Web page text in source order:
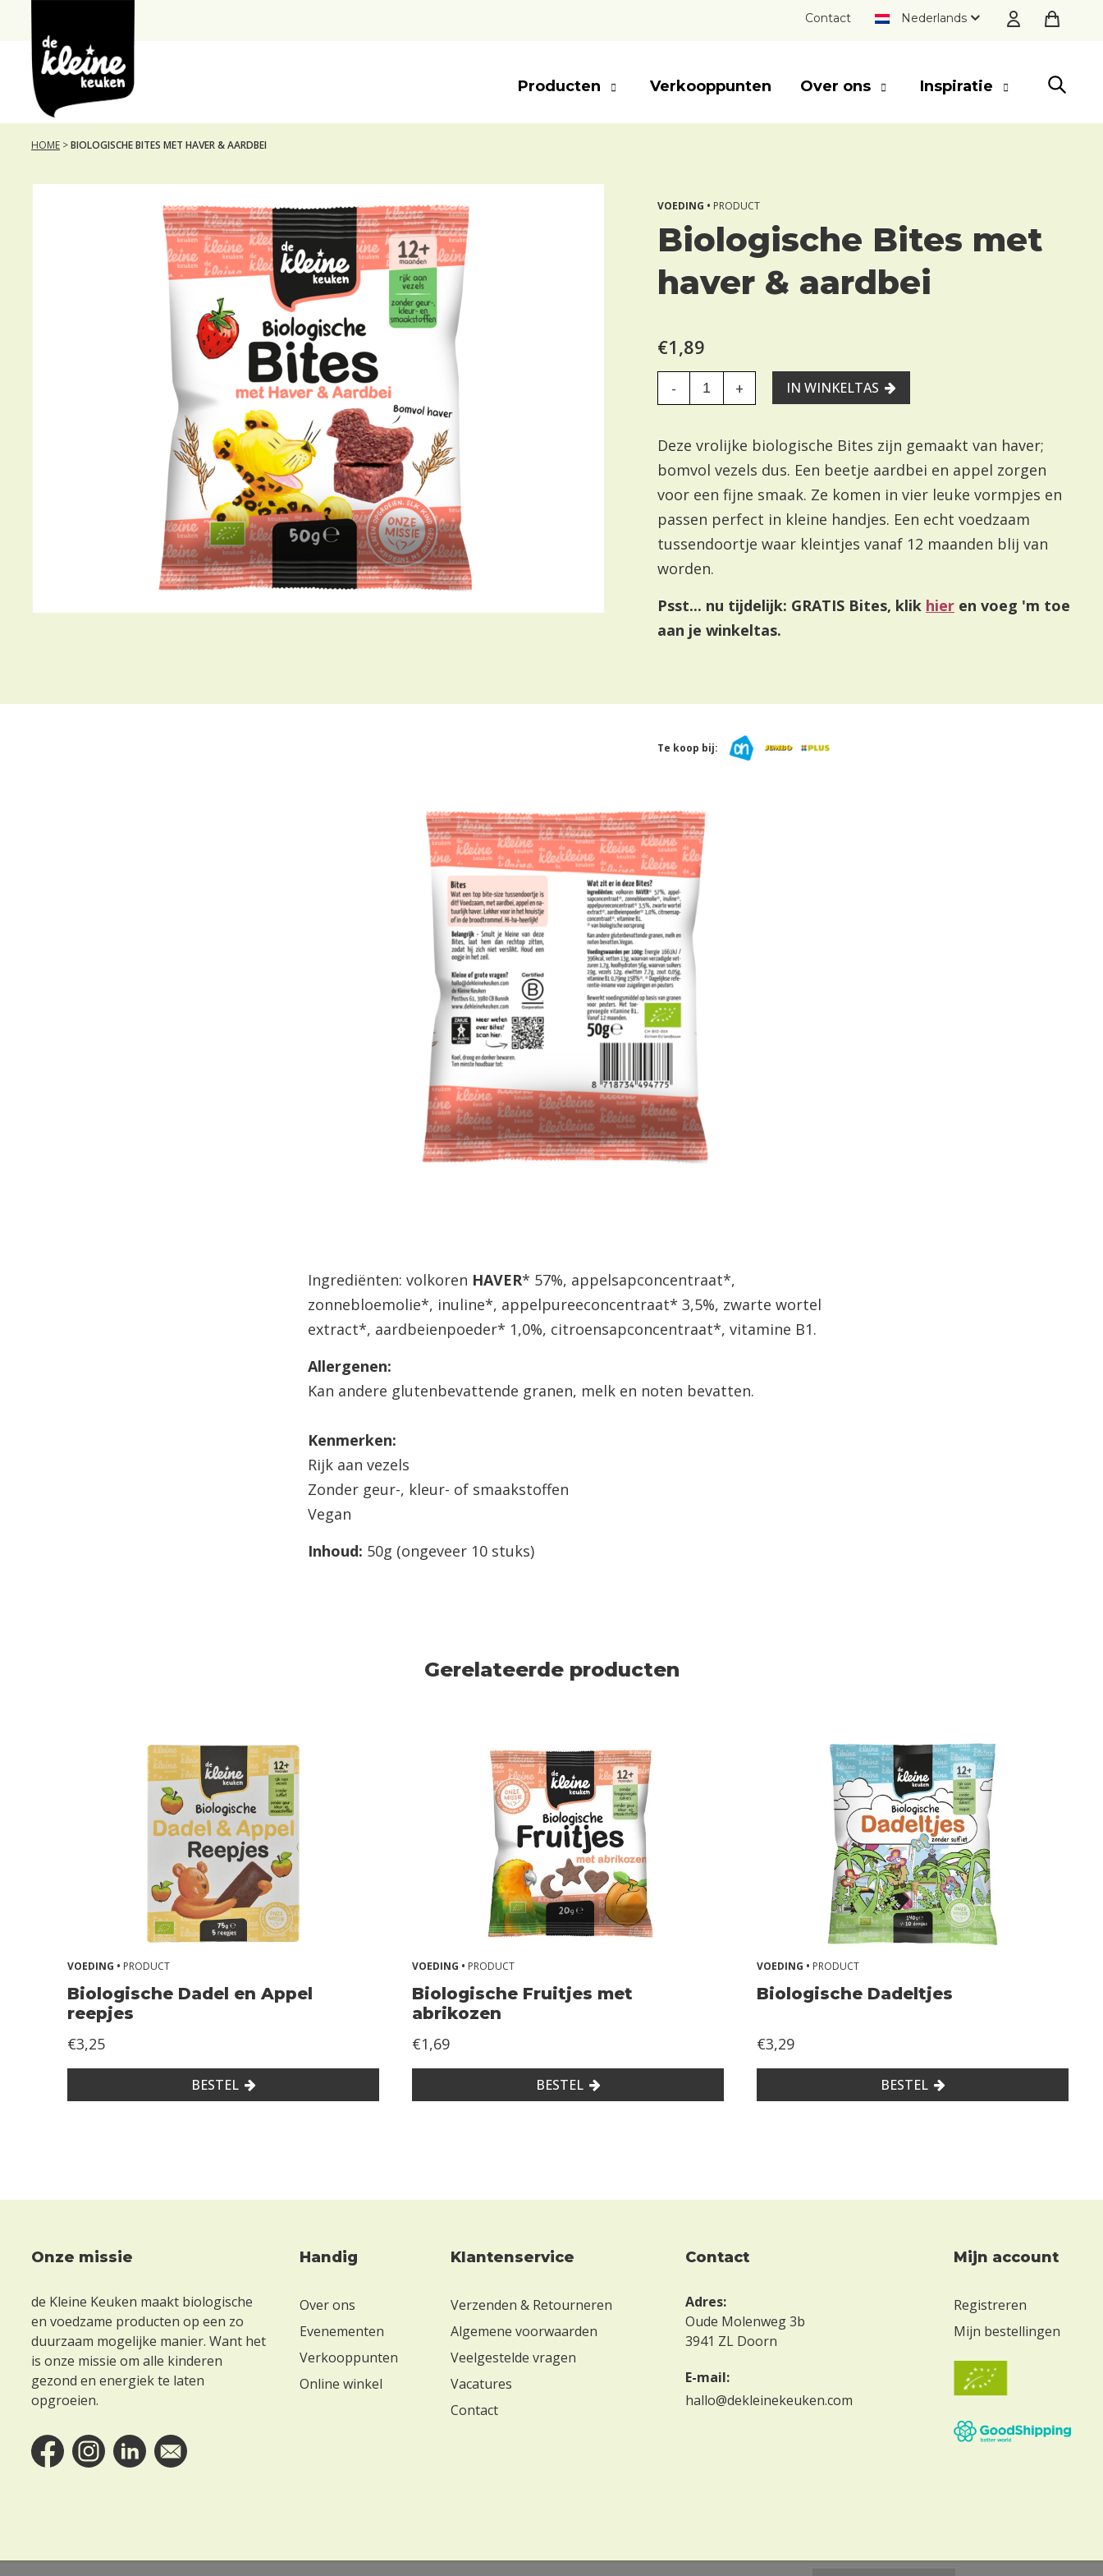
Contact Nederlands
Kleine
Keuken
Producten Verkooppunten Over ons Inspiratie
HOME >BIOLOGISCHE BITES MET HAVER & AARDBEI
VOEDING • PRODUCT
Biologische Bites met
haver & aardbei
€1,89
- + IN WINKELTAS
Deze vrolijke biologische Bites zijn gemaakt van haver;
bomvol vezels dus. Een beetje aardbei en appel zorgen
voor een fijne smaak. Ze komen in vier leuke vormpjes en
passen perfect in kleine handjes. Een echt voedzaam
tussendoortje waar kleintjes vanaf 12 maanden blij van
worden.
Psst... nu tijdelijk: GRATIS Bites, klik hier en voeg 'm toe
aan je winkeltas.
Te koop bij:
Ingrediënten: volkoren HAVER* 57%, appelsapconcentraat*,
zonnebloemolie*, inuline*, appelpureeconcentraat* 3,5%, zwarte wortel
extract*, aardbeienpoeder* 1,0%, citroensapconcentraat*, vitamine B1.
Allergenen:
Kan andere glutenbevattende granen, melk en noten bevatten.
Kenmerken:
Rijk aan vezels
Zonder geur-, kleur- of smaakstoffen
Vegan
Inhoud: 50g (ongeveer 10 stuks)
Gerelateerde producten
VOEDING • PRODUCT
Biologische Dadel en Appel
reepjes
€3,25
BESTEL
VOEDING • PRODUCT
Biologische Fruitjes met
abrikozen
€1,69
BESTEL
VOEDING • PRODUCT
Biologische Dadeltjes
€3,29
BESTEL
Footer
Onze missie
de Kleine Keuken maakt biologische
en voedzame producten op een zo
duurzaam mogelijke manier. Want het
is onze missie om alle kinderen
gezond en energiek te laten
opgroeien.
Handig
Over ons
Evenementen
Verkooppunten
Online winkel
Klantenservice
Verzenden & Retourneren
Algemene voorwaarden
Veelgestelde vragen
Vacatures
Contact
contact
Adres:
Oude Molenweg 3b
3941 ZL Doorn
E-mail:
hallo@dekleinekeuken.com
Mijn account
Registreren
Mijn bestellingen